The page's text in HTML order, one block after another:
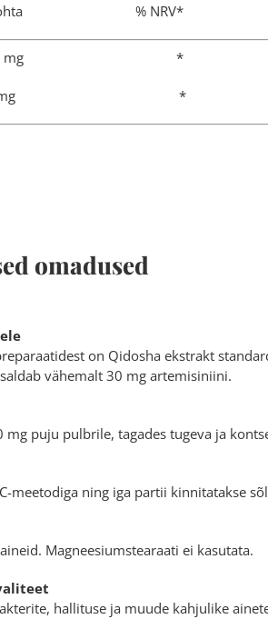
kohta % NRV*
600 mg *
30 mg *
omadused
on Qidosha ekstrakt
vähemalt 30 mg artemisiniini.
puju pulbrile, tagades tugeva ja
meetodiga ning iga partii kinnitatakse
Magneesiumstearaati ei kasutata.
hallituse ja muude kahjulike